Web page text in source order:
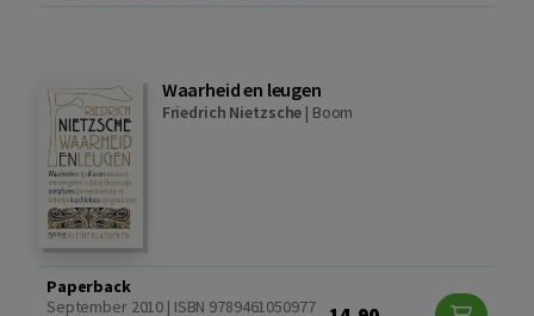
Waarheid en leugen
Friedrich Nietzsche | Boom
Paperback
September 2010 | ISBN 9789461050977